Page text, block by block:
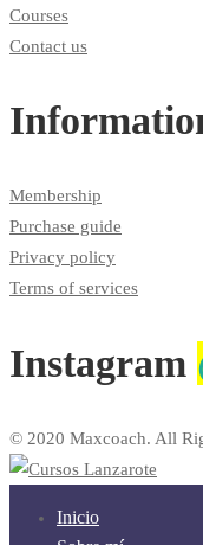
Courses
Contact us
Membership
Purchase guide
Privacy policy
Terms of services
Instagram
© 2020 Maxcoach. All
Inicio